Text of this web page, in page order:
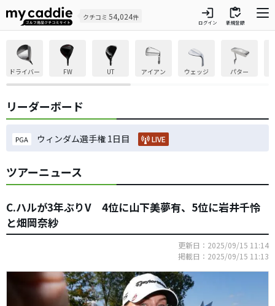
クチコミ 54,024件 login
ログイン
inventory
新規登録
ドライバー FW UT アイアン ウェッジ パター
リーダーボード
PGA ウィンダム選手権 1日目 LIVE
ツアーニュース
C.ハルが3年ぶりV 4位に山下美夢有、5位に岩井千怜
と畑岡奈紗
更新日：2025/09/15 11:14
掲載日：2025/09/15 11:13